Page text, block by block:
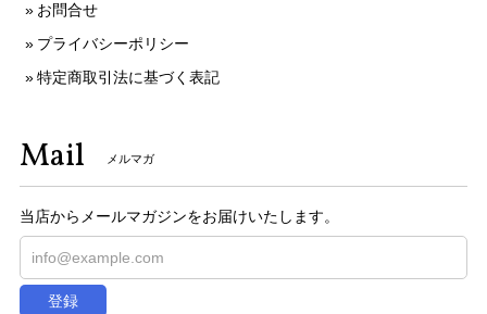
お問合せ
プライバシーポリシー
特定商取引法に基づく表記
Mail メルマガ
当店からメールマガジンをお届けいたします。
登録